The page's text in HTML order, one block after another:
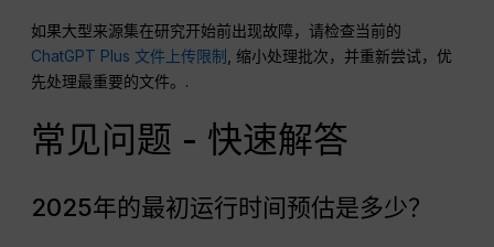
如果大型来源集在研究开始前出现故障，请检查当前的
ChatGPT Plus 文件上传限制
, 缩小处理批次，并重新尝试，优
先处理最重要的文件。.
常见问题 - 快速解答
2025年的最初运行时间预估是多少？